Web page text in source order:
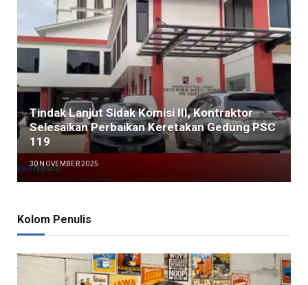
Tindak Lanjut Sidak Komisi III, Kontraktor
Selesaikan Perbaikan Keretakan Gedung PSC
119
30 NOVEMBER 2025
Kolom Penulis